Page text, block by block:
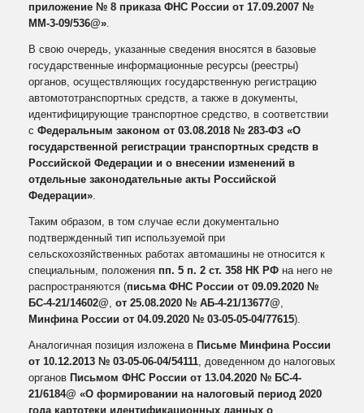
приложение № 8 приказа ФНС России от 17.09.2007 №
ММ-3-09/536@».
В свою очередь, указанные сведения вносятся в базовые
государственные информационные ресурсы (реестры)
органов, осуществляющих государственную регистрацию
автомототранспортных средств, а также в документы,
идентифицирующие транспортное средство, в соответствии
с Федеральным законом от 03.08.2018 № 283‑ФЗ «О
государственной регистрации транспортных средств в
Российской Федерации и о внесении изменений в
отдельные законодательные акты Российской
Федерации».
Таким образом, в том случае если документально
подтвержденный тип используемой при
сельскохозяйственных работах автомашины не относится к
специальным, положения пп. 5 п. 2 ст. 358 НК РФ на него не
распространяются (письма ФНС России от 09.09.2020 №
БС-4-21/14602@, от 25.08.2020 № АБ-4-21/13677@,
Минфина России от 04.09.2020 № 03‑05‑05‑04/77615).
Аналогичная позиция изложена в Письме Минфина России
от 10.12.2013 № 03‑05‑06‑04/54111, доведенном до налоговых
органов Письмом ФНС России от 13.04.2020 № БС-4-
21/6184@ «О формировании на налоговый период 2020
года картотеки идентификационных данных о